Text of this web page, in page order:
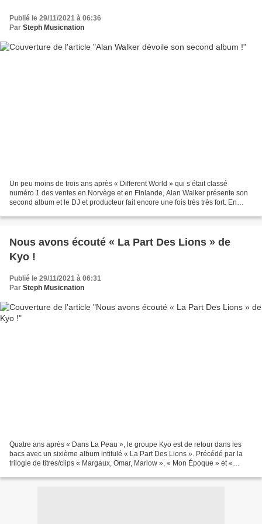
Publié le 29/11/2021 à 06:36
Par Steph Musicnation
Un peu moins de trois ans après « Different World » qui s’était classé
numéro 1 des ventes en Norvège et en Finlande, Alan Walker présente son
second album et le DJ et producteur fait encore une fois très très fort. En
Nous avons écouté « La Part Des Lions » de
Kyo !
Publié le 29/11/2021 à 06:31
Par Steph Musicnation
Quatre ans après « Dans La Peau », le groupe Kyo est de retour dans les
bacs avec un sixième album intitulé « La Part Des Lions ». Précédé par la
trilogie de titres/clips « Margaux, Omar, Marlow », « Mon Époque » et «